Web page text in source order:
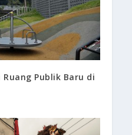
Publik Baru di